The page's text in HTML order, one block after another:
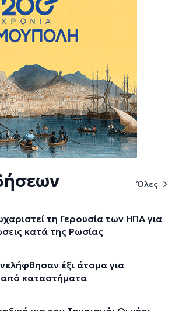
Όλες
τη Γερουσία των ΗΠΑ για
κατά της Ρωσίας
έξι άτομα για
καταστήματα